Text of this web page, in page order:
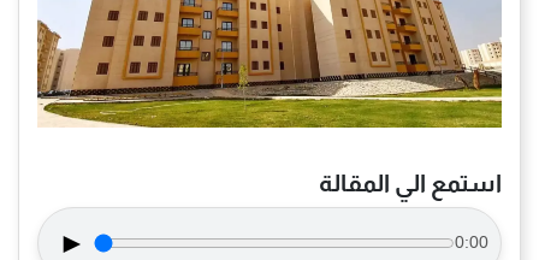
استمع الي المقالة
► 0:00